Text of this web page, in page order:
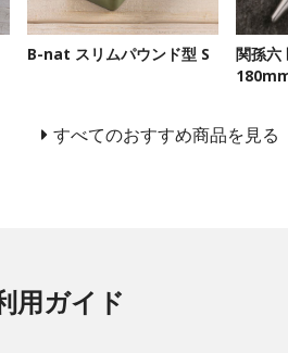
B-nat スリムパウンド型 S
関孫六
すべてのおすすめ商品を見る
用ガイド